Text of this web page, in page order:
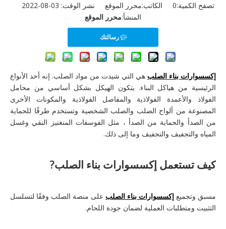
تصفح الكمية:0
المنشأ:محرر الموقع
رسالتك
إكسسوارات بناء الصلب هي التي شيدت من مواد الصلب. إنه أحد الأنواع
الرئيسية من هياكل البناء. يتكون الهيكل بشكل أساسي من محامل
الفولاذ والأعمدة الفولاذية والمفاصل الفولاذية والمكونات الأخرى
المصنوعة من ألواح الصلب والصلب الشخصية وتستخدم طرقًا للحماية
من الصدأ والحماية من الصدأ ، مثل الفوسفات المنغنيز النقي وغسل
المياه والتجفيف والتجفيف وما إلى ذلك.
كيف تستعمل إكسسوارات بناء الصلب?
مسبق وتجميع إكسسوارات بناء الصلب على منصة الصلب وفقًا لتسلسل
التثبيت ومتطلبات العملية لضمان جودة اللحام.